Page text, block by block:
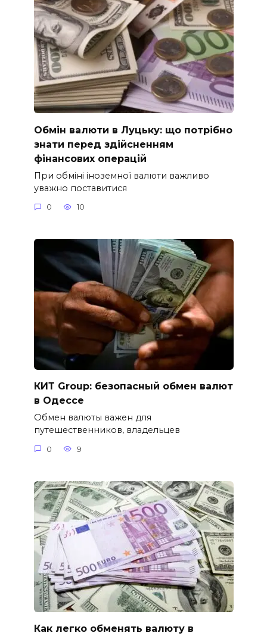
Обмін валюти в Луцьку: що потрібно
знати перед здійсненням
фінансових операцій
При обміні іноземної валюти важливо
уважно поставитися
0 10
КИТ Group: безопасный обмен валют
в Одессе
Обмен валюты важен для
путешественников, владельцев
0 9
Как легко обменять валюту в